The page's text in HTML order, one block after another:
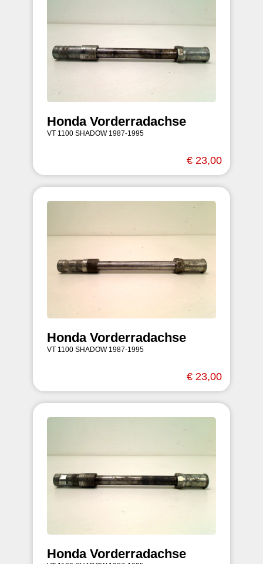
Honda Vorderradachse
VT 1100 SHADOW 1987-1995
€ 23,00
Honda Vorderradachse
VT 1100 SHADOW 1987-1995
€ 23,00
Honda Vorderradachse